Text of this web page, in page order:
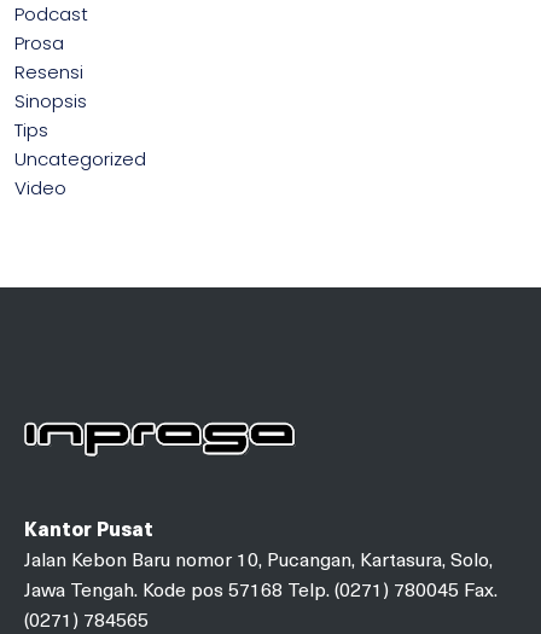
Podcast
Prosa
Resensi
Sinopsis
Tips
Uncategorized
Video
Kantor Pusat
Jalan Kebon Baru nomor 10, Pucangan, Kartasura, Solo,
Jawa Tengah. Kode pos 57168 Telp. (0271) 780045 Fax.
(0271) 784565